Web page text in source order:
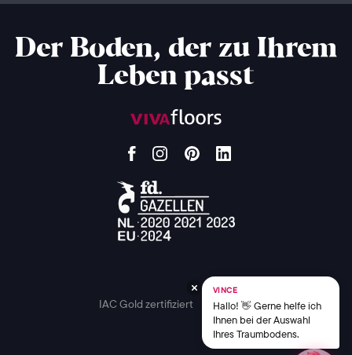
Der Boden, der zu Ihrem
Leben passt
IAC Gold zertifiziert
VINCE
Hallo! 👋 Gerne helfe ich
Ihnen bei der Auswahl
Ihres Traumbodens.